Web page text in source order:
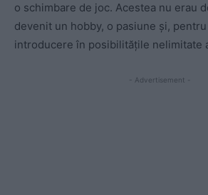
o schimbare de joc. Acestea nu erau
devenit un hobby, o pasiune și,
introducere în posibilitățile nelimitate
- Advertisement -